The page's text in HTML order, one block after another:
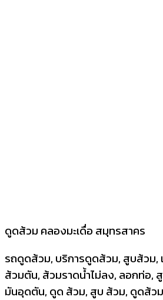
ดูดส้วม คลองมะเดื่อ สมุทรสาคร
รถดูดส้วม, บริการดูดส้วม, สูบส้วม,
ส้วมตัน, ส้วมราดน้ำไม่ลง, ลอกท่อ,
มันอุดตัน, ดูด ส้วม, สูบ ส้วม, ดูดส้ว